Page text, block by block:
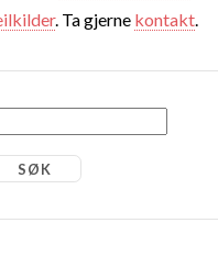
. Ta gjerne kontakt